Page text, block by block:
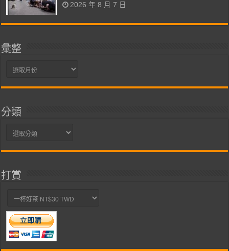
2026 年 8 月 7 日
彙整
彙
分類
分
打賞